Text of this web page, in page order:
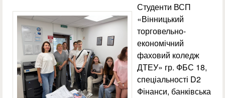
Студенти ВСП
«Вінницький
торговельно-
економічний
фаховий коледж
ДТЕУ» гр. ФБС 18,
спеціальності D2
Фінанси, банківська